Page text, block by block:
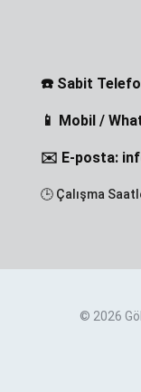
☎️ Sabit
📱 Mobil /
✉️ E-posta:
🕒 Çalışma